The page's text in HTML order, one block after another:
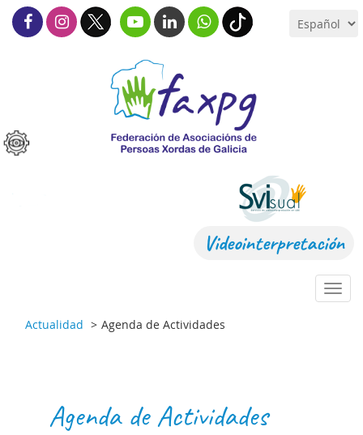
Videointerpretación
Actualidad
Agenda de Actividades
Agenda de Actividades